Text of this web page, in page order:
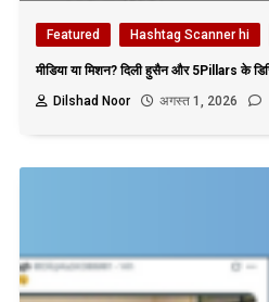
Featured Hashtag Scanner hi
मीडिया या मिशन? दिली हुसैन और 5Pillars के
Dilshad Noor
अगस्त 1, 2026